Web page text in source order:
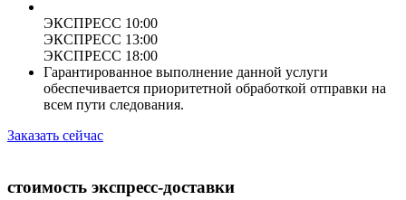
ЭКСПРЕСС 10:00
ЭКСПРЕСС 13:00
ЭКСПРЕСС 18:00
Гарантированное выполнение данной услуги
обеспечивается приоритетной обработкой отправки на
всем пути следования.
Заказать сейчас
стоимость экспресс-доставки